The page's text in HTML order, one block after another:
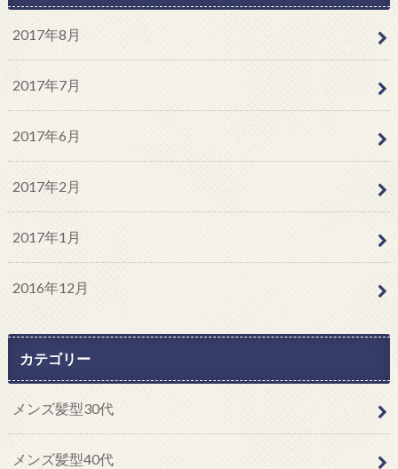
2017年8月
2017年7月
2017年6月
2017年2月
2017年1月
2016年12月
カテゴリー
メンズ髪型30代
メンズ髪型40代